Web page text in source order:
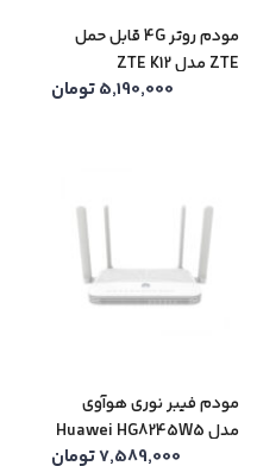
مودم روتر 4G قابل حمل
ZTE مدل ZTE K12
5,190,000تومان
مودم فیبر نوری هوآوی
مدل Huawei HG8245W5
7,589,000تومان